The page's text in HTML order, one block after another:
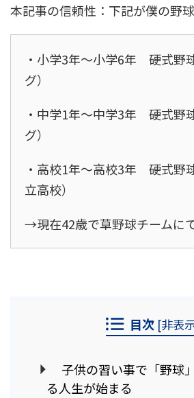
本記事の信頼性：下記が僕の野球
・小学3年～小学6年 硬式野
グ）
・中学1年～中学3年 硬式野
グ）
・高校1年～高校3年 硬式野
立高校）
→現在42歳で草野球チームにて
目次 [非表
子供の習い事で「野球
る人生が始まる